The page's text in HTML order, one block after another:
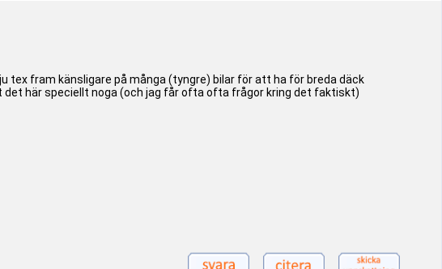
tex fram känsligare på många (tyngre) bilar för att ha för breda däck
det här speciellt noga (och jag får ofta ofta frågor kring det faktiskt)